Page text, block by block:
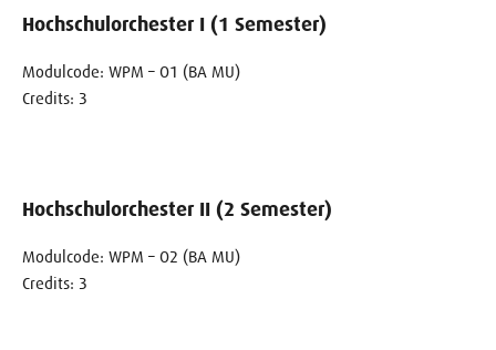
Hochschulorchester I (1 Semester)
Modulcode: WPM – O1 (BA MU)
Credits: 3
Hochschulorchester II (2 Semester)
Modulcode: WPM – O2 (BA MU)
Credits: 3